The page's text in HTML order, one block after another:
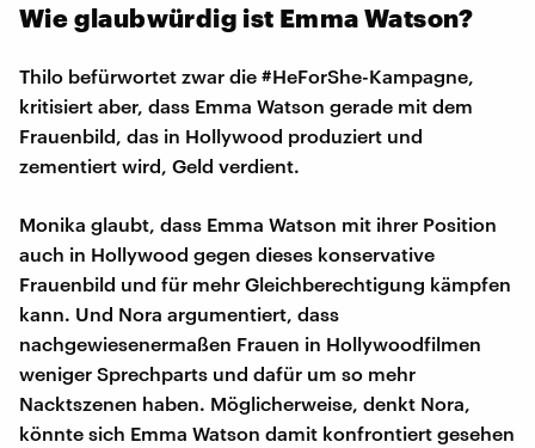
Wie glaubwürdig ist Emma Watson?
Thilo befürwortet zwar die #HeForShe-Kampagne,
kritisiert aber, dass Emma Watson gerade mit dem
Frauenbild, das in Hollywood produziert und
zementiert wird, Geld verdient.
Monika glaubt, dass Emma Watson mit ihrer Position
auch in Hollywood gegen dieses konservative
Frauenbild und für mehr Gleichberechtigung kämpfen
kann. Und Nora argumentiert, dass
nachgewiesenermaßen Frauen in Hollywoodfilmen
weniger Sprechparts und dafür um so mehr
Nacktszenen haben. Möglicherweise, denkt Nora,
könnte sich Emma Watson damit konfrontiert gesehen